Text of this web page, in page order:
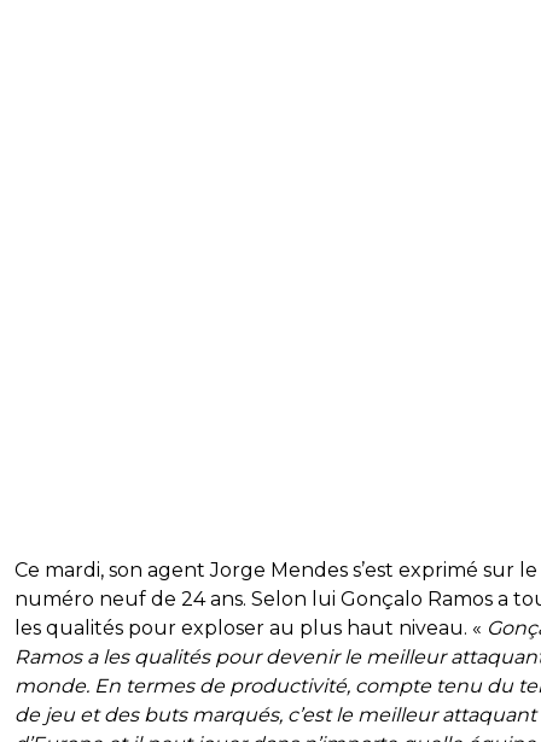
Ce mardi, son agent Jorge Mendes s’est exprimé sur le
numéro neuf de 24 ans. Selon lui Gonçalo Ramos a
les qualités pour exploser au plus haut niveau. «
Ramos a les qualités pour devenir le meilleur
monde. En termes de productivité, compte tenu du
de jeu et des buts marqués, c’est le meilleur attaquant